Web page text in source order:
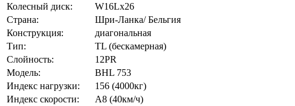
Колесный диск:
W16Lх26
Страна:
Шри-Ланка/ Бельгия
Конструкция:
диагональная
Тип:
TL (бескамерная)
Слойность:
12PR
Модель:
BHL 753
Индекс нагрузки:
156 (4000кг)
Индекс скорости:
А8 (40км/ч)